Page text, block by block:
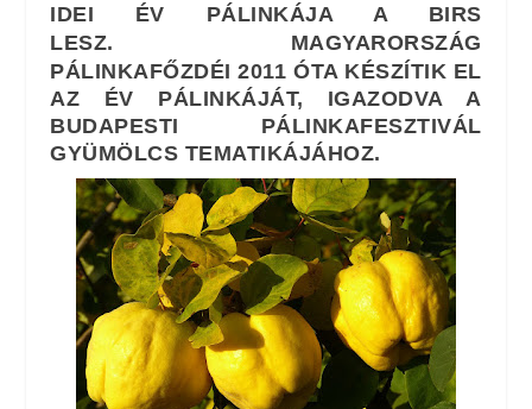
IDEI ÉV PÁLINKÁJA A BIRS
LESZ. MAGYARORSZÁG
PÁLINKAFŐZDÉI 2011 ÓTA KÉSZÍTIK EL
AZ ÉV PÁLINKÁJÁT, IGAZODVA A
BUDAPESTI PÁLINKAFESZTIVÁL
GYÜMÖLCS TEMATIKÁJÁHOZ.